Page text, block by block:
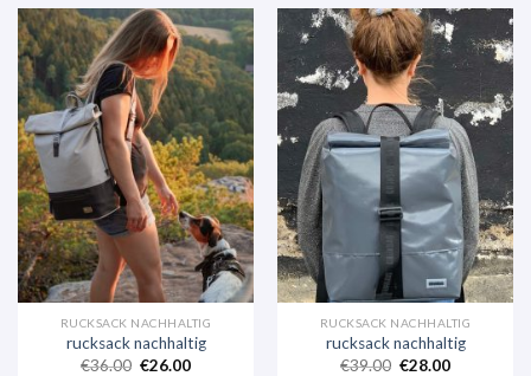
RUCKSACK NACHHALTIG
rucksack nachhaltig
€36.00 €26.00
RUCKSACK NACHHALTIG
rucksack nachhaltig
€39.00 €28.00